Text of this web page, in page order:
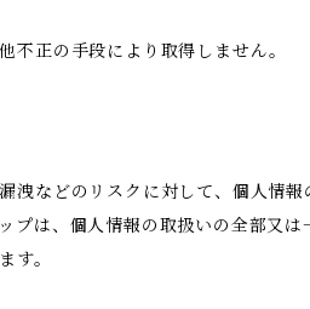
不正の手段により取得しません。
洩などのリスクに対して、個人情
プは、個人情報の取扱いの全部又
す。